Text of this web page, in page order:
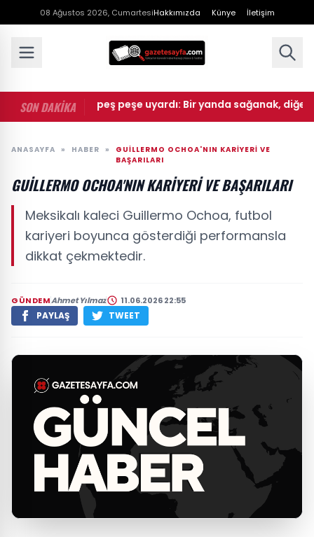
08 Ağustos 2026, CumartesiHakkımızda Künye İletişim
SON DAKİKA
• Meteoroloji peş peşe uyardı: Bir yanda sağanak, diğer
ANASAYFA » HABER »
GUILLERMO OCHOA'NIN KARIYERI VE
BAŞARILARI
GUILLERMO OCHOA'NIN KARIYERI VE BAŞARILARI
Meksikalı kaleci Guillermo Ochoa, futbol
kariyeri boyunca gösterdiği performansla
dikkat çekmektedir.
GÜNDEMAhmet Yılmaz 11.06.2026 22:55
PAYLAŞ TWEET